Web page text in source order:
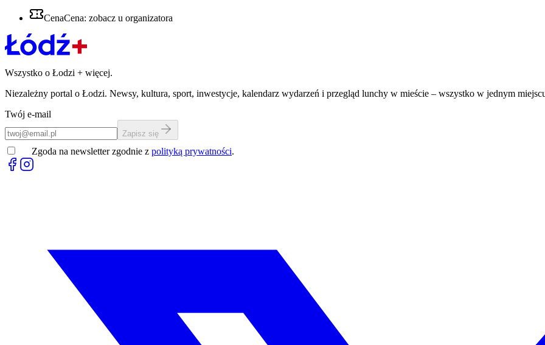
CenaCena: zobacz u organizatora
Wszystko o Łodzi + więcej.
Niezależny portal o Łodzi. Newsy, kultura, sport, inwestycje, kalendarz wydarzeń i przegląd lunchy w mieście – wszystko w jednym
Twój e-mail
Zapisz się
Zgoda na newsletter zgodnie z polityką prywatności.